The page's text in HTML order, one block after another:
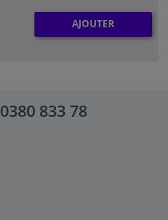
AJOUTER
0380 833 78